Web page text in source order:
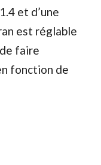
et d’une
est réglable
faire
fonction de